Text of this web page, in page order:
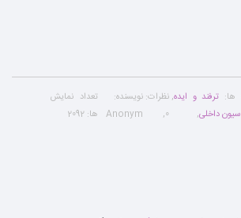
ها: ترفند و ایده,
داخلی,
نظرات:
0
,
نویسنده:
Anonym
تعداد نمایش
ها: 2092